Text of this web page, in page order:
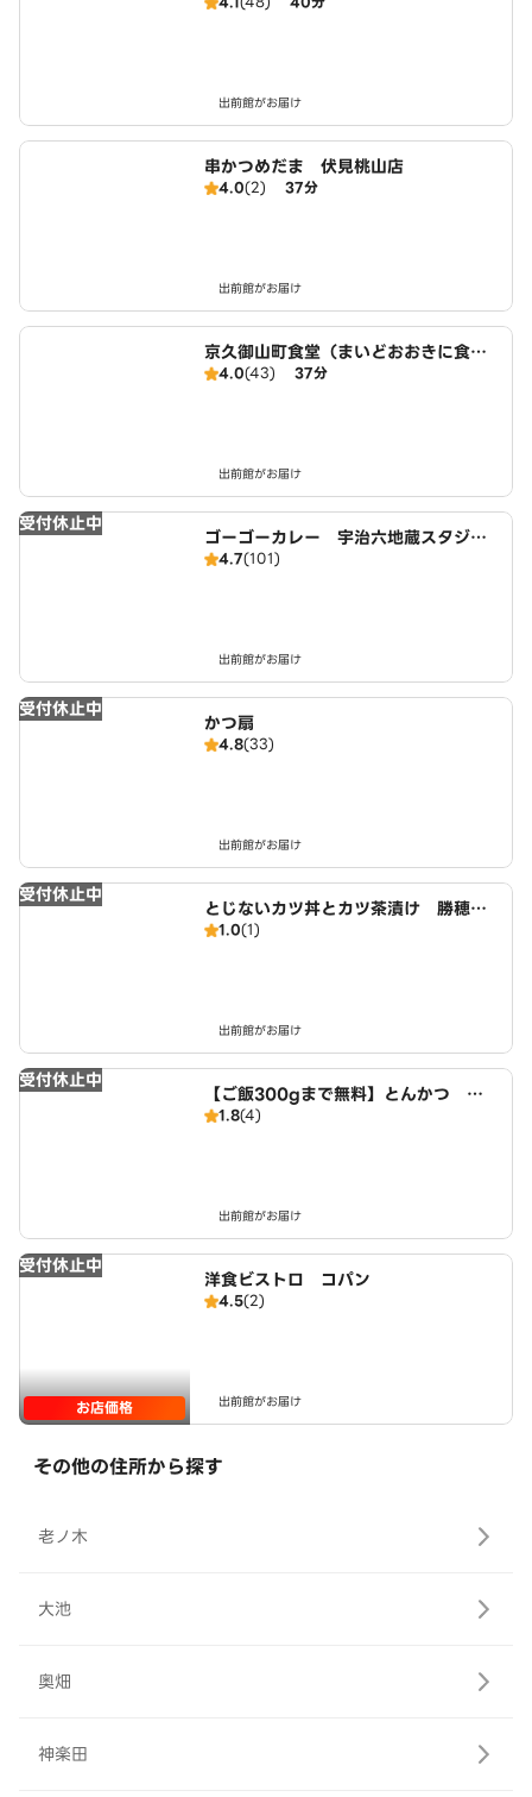
出前館がお届け
串かつめだま 伏見桃山店
4.0(2) 37分
出前館がお届け
京久御山町食堂（まいどおおきに食
堂）
4.0(43) 37分
出前館がお届け
受付休止中
ゴーゴーカレー 宇治六地蔵スタジア
ム店
4.7(101)
出前館がお届け
受付休止中
かつ扇
4.8(33)
出前館がお届け
受付休止中
とじないカツ丼とカツ茶漬け 勝穂庵
（かつほあん） 近鉄小倉駅西店
1.0(1)
出前館がお届け
受付休止中
【ご飯300gまで無料】とんかつ と
ん彩 近鉄小倉駅西店
1.8(4)
出前館がお届け
受付休止中
お店価格
洋食ビストロ コパン
4.5(2)
出前館がお届け
その他の住所から探す
老ノ木
大池
奥畑
神楽田